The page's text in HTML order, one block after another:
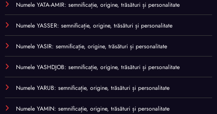
Numele YATA-AMIR: semnificație, origine, trăsături și personalitate
Numele YASSER: semnificație, origine, trăsături și personalitate
Numele YASIR: semnificație, origine, trăsături și personalitate
Numele YASHDJOB: semnificație, origine, trăsături și personalitate
Numele YARUB: semnificație, origine, trăsături și personalitate
Numele YAMIN: semnificație, origine, trăsături și personalitate